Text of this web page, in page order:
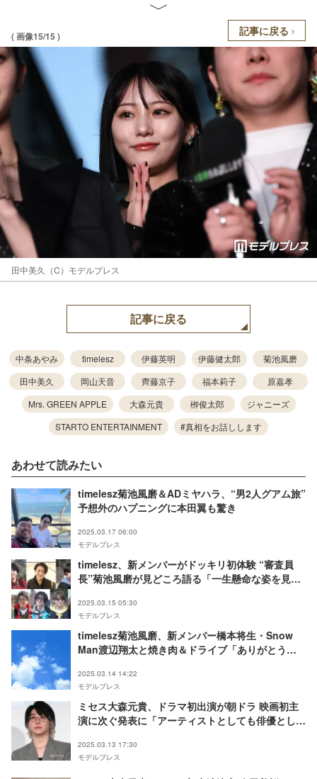
( 画像15/15 ) 記事に戻る
田中美久（C）モデルプレス
記事に戻る
中条あやみ timelesz 伊藤英明 伊藤健太郎
菊池風磨
田中美久
岡山天音 齊藤京子 福本莉子
原嘉孝
Mrs. GREEN APPLE
大森元貴 栁俊太郎
ジャニーズ
STARTO ENTERTAINMENT
#真相をお話しします
あわせて読みたい
timelesz菊池風磨＆ADミヤハラ、“男2人グアム旅”
予想外のハプニングに本田翼も驚き
2025.03.17 06:00
モデルプレス
timelesz、新メンバーがドッキリ初体験 “審査員
長”菊池風磨が見どころ語る「一生懸命な姿を見て
2025.03.15 05:30
モデルプレス
timelesz菊池風磨、新メンバー橋本将生・Snow
Man渡辺翔太と焼き肉＆ドライブ「ありがとう翔
2025.03.14 14:22
モデルプレス
ミセス大森元貴、ドラマ初出演が朝ドラ 映画初主
演に次ぐ発表に「アーティストとしても俳優として
2025.03.13 17:30
モデルプレス